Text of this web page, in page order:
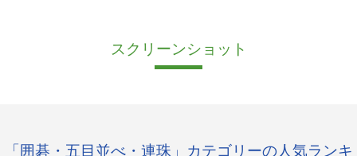
スクリーンショット
「囲碁・五目並べ・連珠」カテゴリーの人気ランキ